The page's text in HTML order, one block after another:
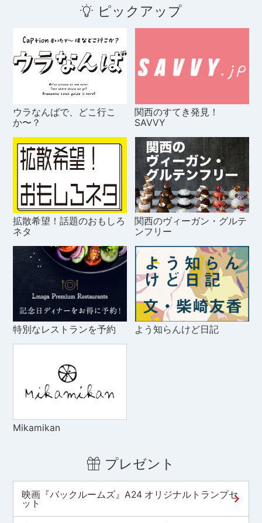
ピックアップ
ウラなんばで、どこ行こ
か〜？
関西のすてき発見！
SAVVY
拡散希望！話題のおもしろ
ネタ
関西のヴィーガン・グルテ
ンフリー
特別なレストランを予約 よう知らんけど日記
Mikamikan
プレゼント
映画『バックルームズ』A24 オリジナルトランプセ
ット